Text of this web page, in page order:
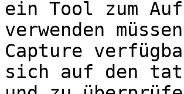
ein Tool zum
verwenden
Capture
sich auf den